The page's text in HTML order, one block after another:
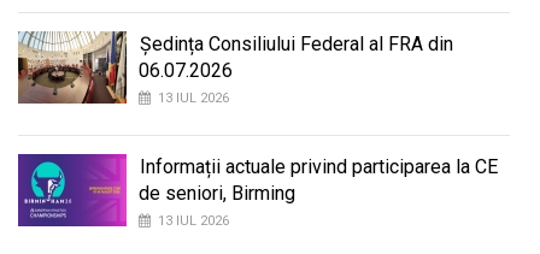
Ședința Consiliului Federal al FRA din
06.07.2026
13 IUL 2026
Informații actuale privind participarea la CE
de seniori, Birming
13 IUL 2026